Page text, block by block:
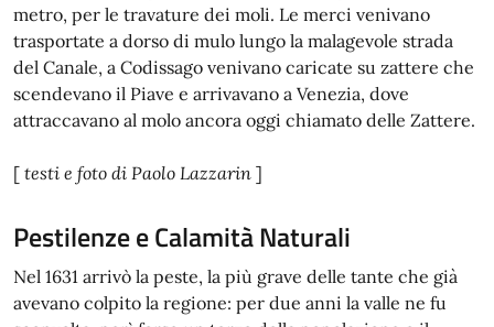
metro, per le travature dei moli. Le merci venivano
trasportate a dorso di mulo lungo la malagevole strada
del Canale, a Codissago venivano caricate su zattere che
scendevano il Piave e arrivavano a Venezia, dove
attraccavano al molo ancora oggi chiamato delle Zattere.
[ testi e foto di Paolo Lazzarin ]
Pestilenze e Calamità Naturali
Nel 1631 arrivò la peste, la più grave delle tante che già
avevano colpito la regione: per due anni la valle ne fu